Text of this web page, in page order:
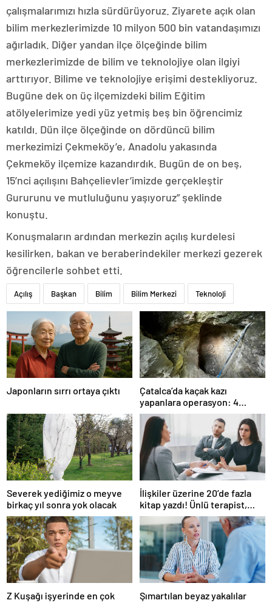
çalışmalarımızı hızla sürdürüyoruz. Ziyarete açık olan
bilim merkezlerimizde 10 milyon 500 bin vatandaşımızı
ağırladık. Diğer yandan ilçe ölçeğinde bilim
merkezlerimizde de bilim ve teknolojiye olan ilgiyi
arttırıyor. Bilime ve teknolojiye erişimi destekliyoruz.
Bugüne dek on üç ilçemizdeki bilim Eğitim
atölyelerimize yedi yüz yetmiş beş bin öğrencimiz
katıldı. Dün ilçe ölçeğinde on dördüncü bilim
merkezimizi Çekmeköy’e, Anadolu yakasında
Çekmeköy ilçemize kazandırdık. Bugün de on beş,
15’nci açılışını Bahçelievler’imizde gerçekleştir
Gururunu ve mutluluğunu yaşıyoruz” şeklinde
konuştu.
Konuşmaların ardından merkezin açılış kurdelesi
kesilirken, bakan ve beraberindekiler merkezi gezerek
öğrencilerle sohbet etti.
Açılış Başkan Bilim Bilim Merkezi Teknoloji
Japonların sırrı ortaya çıktı
Çatalca’da kaçak kazı
yapanlara operasyon: 4
gözaltı
Severek yediğimiz o meyve
birkaç yıl sonra yok olacak
İlişkiler üzerine 20’de fazla
kitap yazdı! Ünlü terapist,
boşanmaların gerçek
suçlularını açıklıyor
Z Kuşağı işyerinde en çok
Şımartılan beyaz yakalılar